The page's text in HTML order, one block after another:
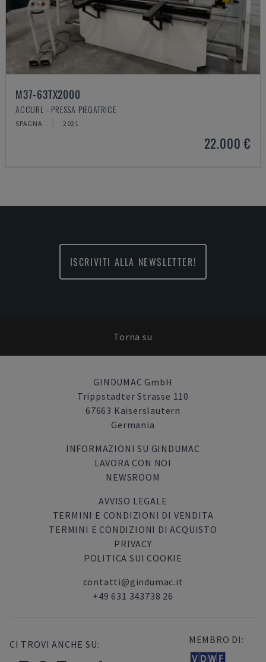
M37-63TX2000
ACCURL - PRESSA PIEGATRICE
SPAGNA 2021
22.000 €
ISCRIVITI ALLA NEWSLETTER!
Torna su
GINDUMAC GmbH
Trippstadter Strasse 110
67663 Kaiserslautern
Germania
INFORMAZIONI SU GINDUMAC
LAVORA CON NOI
NEWSROOM
AVVISO LEGALE
TERMINI E CONDIZIONI DI VENDITA
TERMINI E CONDIZIONI DI ACQUISTO
PRIVACY
POLITICA SUI COOKIE
contatti@gindumac.it
+49 631 343738 26
CI TROVI ANCHE SU: MEMBRO DI: